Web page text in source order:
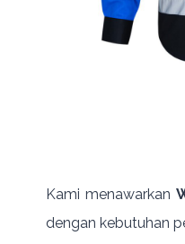
Kami menawarkan
dengan kebutuhan